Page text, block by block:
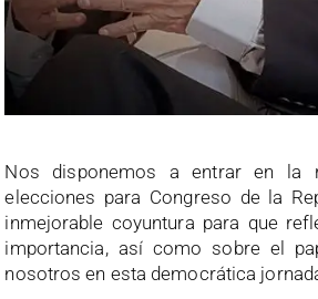
Nos disponemos a entrar en la
elecciones para Congreso de la
inmejorable coyuntura para que
importancia, así como sobre el
nosotros en esta democrática